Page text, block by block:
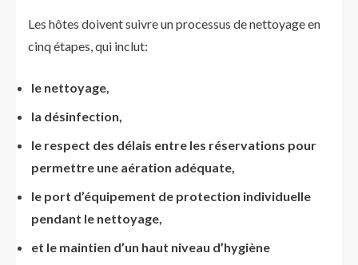
Les hôtes doivent suivre un processus de nettoyage en
cinq étapes, qui inclut:
le nettoyage,
la désinfection,
le respect des délais entre les réservations pour
permettre une aération adéquate,
le port d’équipement de protection individuelle
pendant le nettoyage,
et le maintien d’un haut niveau d’hygiène